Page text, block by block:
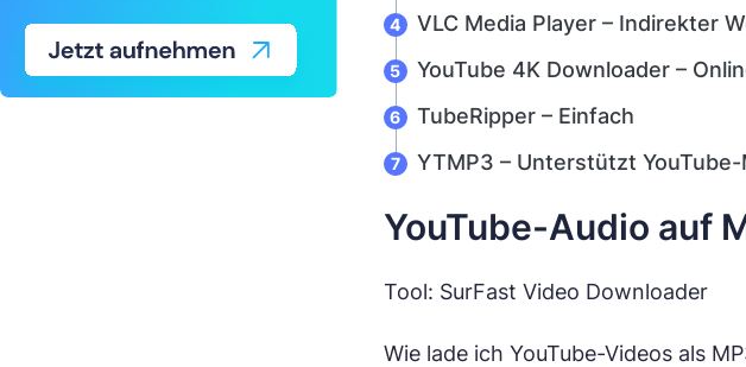
VLC Media Player – Indirekter
YouTube 4K Downloader –
TubeRipper – Einfach
YTMP3 – Unterstützt
YouTube-Audio auf
Tool: SurFast Video Downloader
Wie lade ich YouTube-Videos als